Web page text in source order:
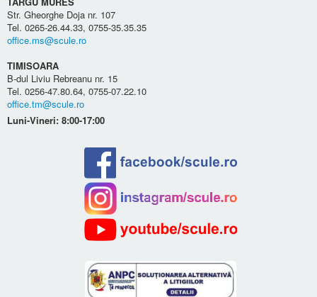
Str. Gheorghe Doja nr. 107
Tel. 0265-26.44.33, 0755-35.35.35
office.ms@scule.ro
TIMISOARA
B-dul Liviu Rebreanu nr. 15
Tel. 0256-47.80.64, 0755-07.22.10
office.tm@scule.ro
Luni-Vineri: 8:00-17:00